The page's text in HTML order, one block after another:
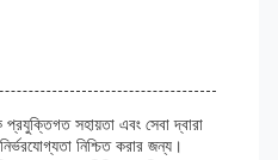
সহায়তা এবং সেবা দ্বারা
নিশ্চিত করার জন্য।